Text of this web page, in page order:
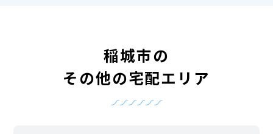
稲城市の
その他の宅配エリア